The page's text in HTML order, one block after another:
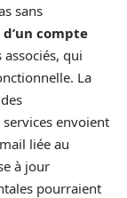
sans
compte
qui
La
envoient
liée au
à jour
pourraient